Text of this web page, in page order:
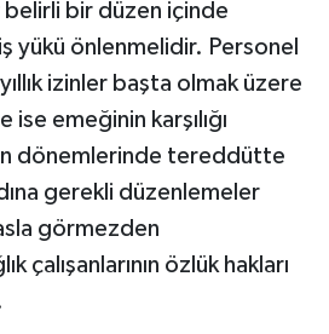
belirli bir düzen içinde
iş yükü önlenmelidir. Personel
izinler başta olmak üzere
emeğinin karşılığı
dönemlerinde tereddütte
gerekli düzenlemeler
görmezden
çalışanlarının özlük hakları